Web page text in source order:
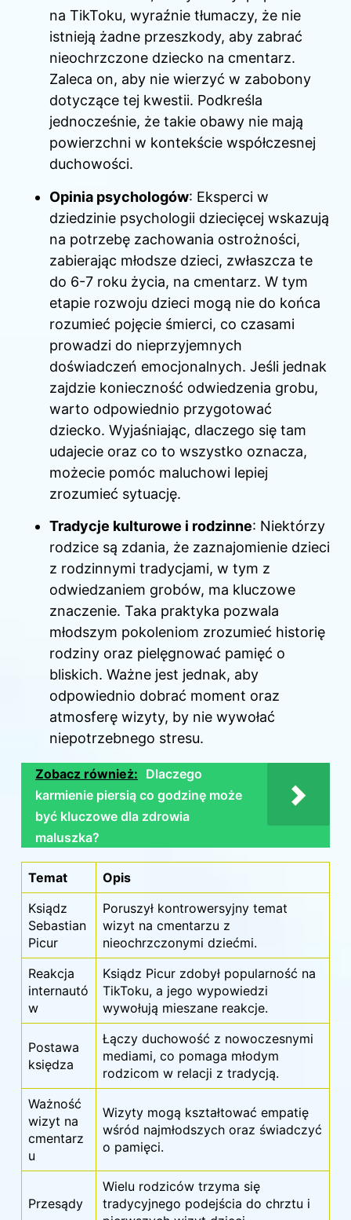
na TikToku, wyraźnie tłumaczy, że nie
istnieją żadne przeszkody, aby zabrać
nieochrzczone dziecko na cmentarz.
Zaleca on, aby nie wierzyć w zabobony
dotyczące tej kwestii. Podkreśla
jednocześnie, że takie obawy nie mają
powierzchni w kontekście współczesnej
duchowości.
Opinia psychologów: Eksperci w
dziedzinie psychologii dziecięcej wskazują
na potrzebę zachowania ostrożności,
zabierając młodsze dzieci, zwłaszcza te
do 6-7 roku życia, na cmentarz. W tym
etapie rozwoju dzieci mogą nie do końca
rozumieć pojęcie śmierci, co czasami
prowadzi do nieprzyjemnych
doświadczeń emocjonalnych. Jeśli jednak
zajdzie konieczność odwiedzenia grobu,
warto odpowiednio przygotować
dziecko. Wyjaśniając, dlaczego się tam
udajecie oraz co to wszystko oznacza,
możecie pomóc maluchowi lepiej
zrozumieć sytuację.
Tradycje kulturowe i rodzinne: Niektórzy
rodzice są zdania, że zaznajomienie dzieci
z rodzinnymi tradycjami, w tym z
odwiedzaniem grobów, ma kluczowe
znaczenie. Taka praktyka pozwala
młodszym pokoleniom zrozumieć historię
rodziny oraz pielęgnować pamięć o
bliskich. Ważne jest jednak, aby
odpowiednio dobrać moment oraz
atmosferę wizyty, by nie wywołać
niepotrzebnego stresu.
Zobacz również: Dlaczego
karmienie piersią co godzinę może
być kluczowe dla zdrowia
maluszka?
Temat
Opis
Ksiądz
Sebastian
Picur
Poruszył kontrowersyjny temat
wizyt na cmentarzu z
nieochrzczonymi dziećmi.
Reakcja
internautó
w
Ksiądz Picur zdobył popularność na
TikToku, a jego wypowiedzi
wywołują mieszane reakcje.
Postawa
księdza
Łączy duchowość z nowoczesnymi
mediami, co pomaga młodym
rodzicom w relacji z tradycją.
Ważność
wizyt na
cmentarz
u
Wizyty mogą kształtować empatię
wśród najmłodszych oraz świadczyć
o pamięci.
Przesądy
Wielu rodziców trzyma się
tradycyjnego podejścia do chrztu i